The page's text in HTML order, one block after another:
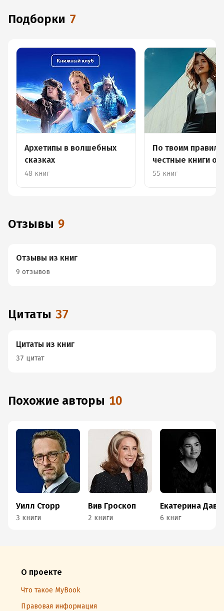
Подборки 7
Архетипы в волшебных
сказках
48 книг
По твоим
честные книги о
успехе
55 книг
Отзывы 9
Отзывы из книг
9 отзывов
Цитаты 37
Цитаты из книг
37 цитат
Похожие авторы 10
Уилл Сторр
3 книги
Вив Гроскоп
2 книги 6 книг
О проекте
Что такое MyBook
Правовая информация